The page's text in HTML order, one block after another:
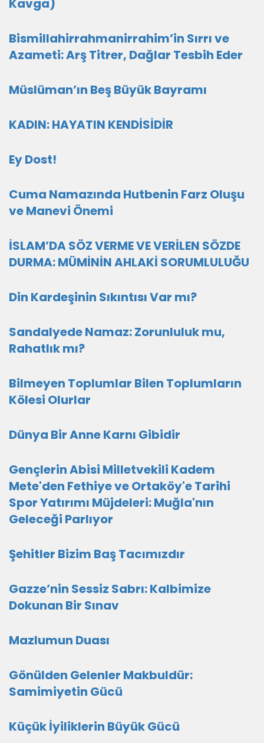
Kavga)
Bismillahirrahmanirrahim’in Sırrı ve
Azameti: Arş Titrer, Dağlar Tesbih Eder
Müslüman’ın Beş Büyük Bayramı
KADIN: HAYATIN KENDİSİDİR
Ey Dost!
Cuma Namazında Hutbenin Farz Oluşu
ve Manevi Önemi
İSLAM’DA SÖZ VERME VE VERİLEN SÖZDE
DURMA: MÜMİNİN AHLAKİ SORUMLULUĞU
Din Kardeşinin Sıkıntısı Var mı?
Sandalyede Namaz: Zorunluluk mu,
Rahatlık mı?
Bilmeyen Toplumlar Bilen Toplumların
Kölesi Olurlar
Dünya Bir Anne Karnı Gibidir
Gençlerin Abisi Milletvekili Kadem
Mete'den Fethiye ve Ortaköy'e Tarihi
Spor Yatırımı Müjdeleri: Muğla'nın
Geleceği Parlıyor
Şehitler Bizim Baş Tacımızdır
Gazze’nin Sessiz Sabrı: Kalbimize
Dokunan Bir Sınav
Mazlumun Duası
​Gönülden Gelenler Makbuldür:
Samimiyetin Gücü
Küçük İyiliklerin Büyük Gücü